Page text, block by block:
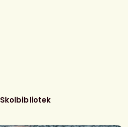
Skolbibliotek